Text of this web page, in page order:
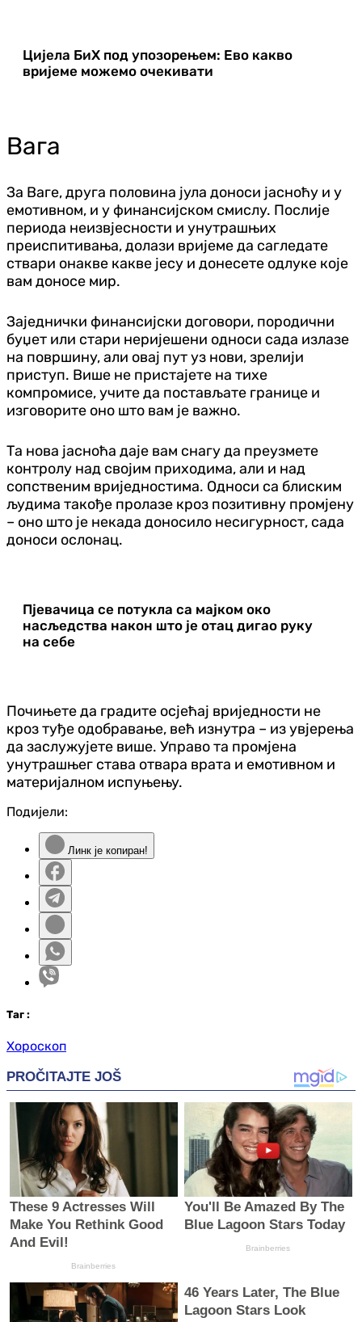
Цијела БиХ под упозорењем: Ево какво
вријеме можемо очекивати
Вага
За Ваге, друга половина јула доноси јасноћу и у
емотивном, и у финансијском смислу. Послије
периода неизвјесности и унутрашњих
преиспитивања, долази вријеме да сагледате
ствари онакве какве јесу и донесете одлуке које
вам доносе мир.
Заједнички финансијски договори, породични
буџет или стари неријешени односи сада излазе
на површину, али овај пут уз нови, зрелији
приступ. Више не пристајете на тихе
компромисе, учите да постављате границе и
изговорите оно што вам је важно.
Та нова јасноћа даје вам снагу да преузмете
контролу над својим приходима, али и над
сопственим вриједностима. Односи са блиским
људима такође пролазе кроз позитивну промјену
– оно што је некада доносило несигурност, сада
доноси ослонац.
Пјевачица се потукла са мајком око
насљедства након што је отац дигао руку
на себе
Почињете да градите осјећај вриједности не
кроз туђе одобравање, већ изнутра – из увјерења
да заслужујете више. Управо та промјена
унутрашњег става отвара врата и емотивном и
материјалном испуњењу.
Подијели:
Линк је копиран!
Таг :
Хороскоп